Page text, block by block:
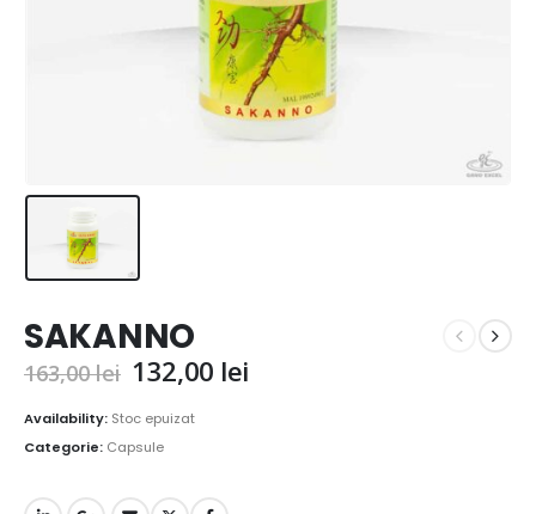
SAKANNO
163,00lei Prețul
inițial
a
fost:
132,00 leiPrețul
Availability: Stoc epuizat
Categorie: Capsule